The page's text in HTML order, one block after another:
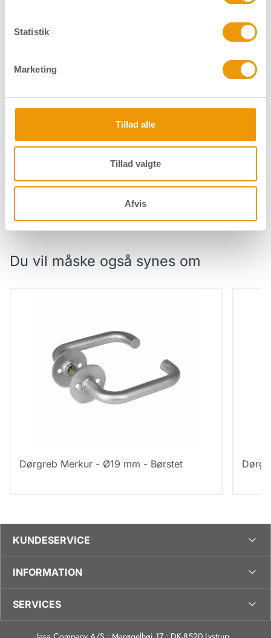
Statistik
Marketing
Tillad alle
Tillad valgte
Afvis
Dørgreb Merkur - Ø16 mm - Børstet
Du vil måske også synes om
Dørgreb Merkur - Ø19 mm - Børstet
KUNDESERVICE
INFORMATION
SERVICES